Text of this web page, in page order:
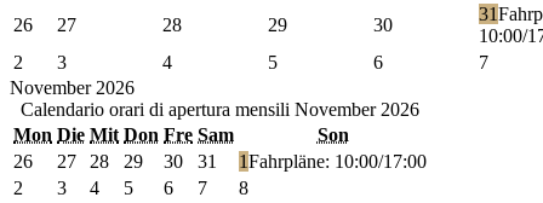
26
27 28 29 30
31
10:00/
2
3 4 5 6
7
November2026
Calendario orari di apertura mensili November 2026
Mon Die Mit Don Fre Sam
Son
26
27 28 29 30 31 1Fahrpläne: 10:00/17:00
2
3 4 5 6 7
8